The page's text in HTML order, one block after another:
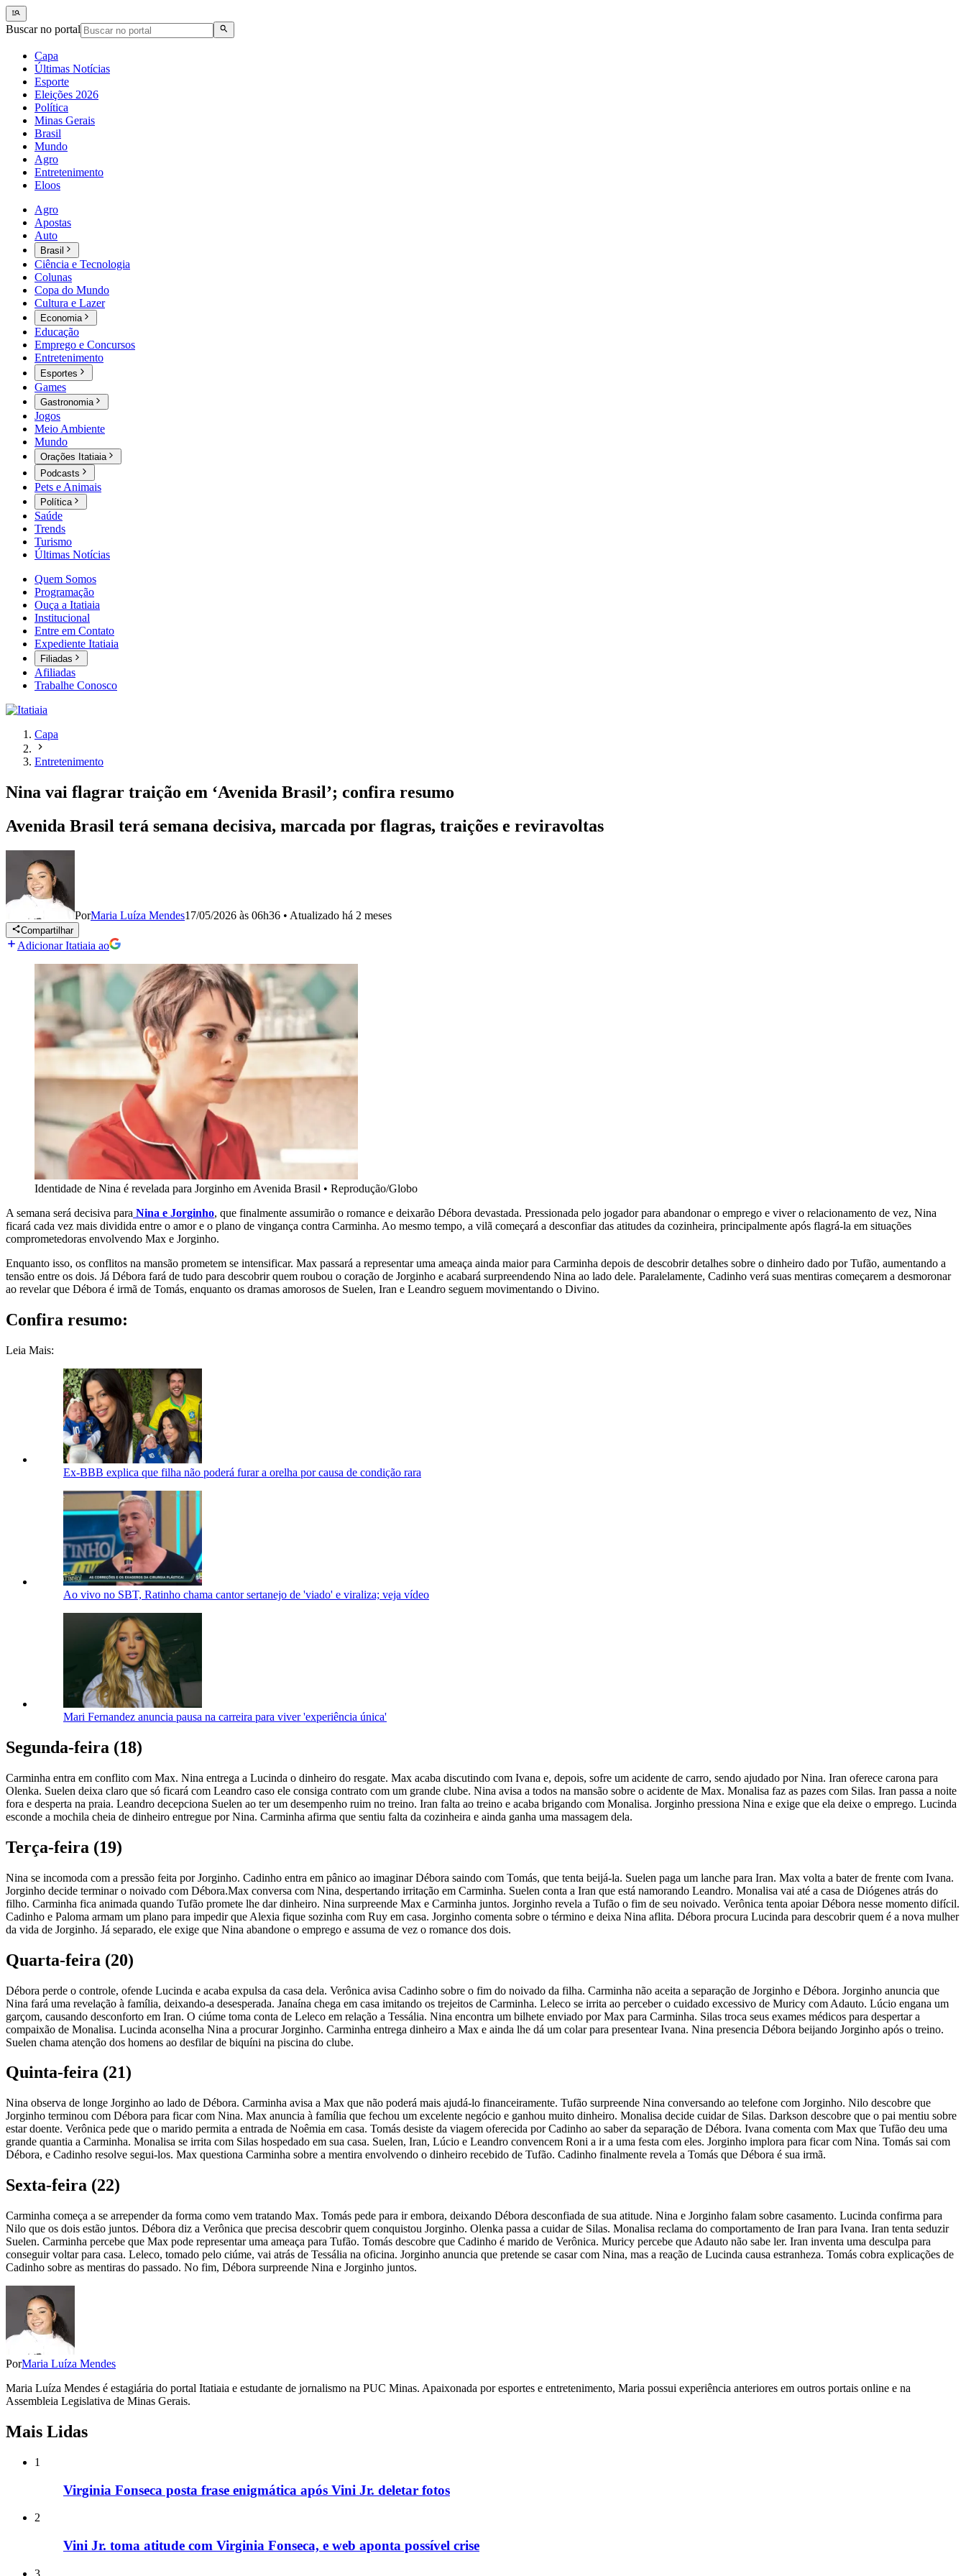
Buscar no portal
Capa
Últimas Notícias
Esporte
Eleições 2026
Política
Minas Gerais
Brasil
Mundo
Agro
Entretenimento
Eloos
Agro
Apostas
Auto
Brasil
Ciência e Tecnologia
Colunas
Copa do Mundo
Cultura e Lazer
Economia
Educação
Emprego e Concursos
Entretenimento
Esportes
Games
Gastronomia
Jogos
Meio Ambiente
Mundo
Orações Itatiaia
Podcasts
Pets e Animais
Política
Saúde
Trends
Turismo
Últimas Notícias
Quem Somos
Programação
Ouça a Itatiaia
Institucional
Entre em Contato
Expediente Itatiaia
Filiadas
Afiliadas
Trabalhe Conosco
Capa
Entretenimento
Nina vai flagrar traição em ‘Avenida Brasil’; confira resumo
Avenida Brasil terá semana decisiva, marcada por flagras, traições e reviravoltas
PorMaria Luíza Mendes17/05/2026 às 06h36 • Atualizado há 2 meses
Compartilhar
Adicionar Itatiaia ao
Identidade de Nina é revelada para Jorginho em Avenida Brasil • Reprodução/Globo
A semana será decisiva para Nina e Jorginho, que finalmente assumirão o romance e deixarão Débora devastada. Pressionada pelo jogador para abandonar o emprego e viver o relacionamento de vez, Nina
ficará cada vez mais dividida entre o amor e o plano de vingança contra Carminha. Ao mesmo tempo, a vilã começará a desconfiar das atitudes da cozinheira, principalmente após flagrá-la em situações
comprometedoras envolvendo Max e Jorginho.
Enquanto isso, os conflitos na mansão prometem se intensificar. Max passará a representar uma ameaça ainda maior para Carminha depois de descobrir detalhes sobre o dinheiro dado por Tufão, aumentando a
tensão entre os dois. Já Débora fará de tudo para descobrir quem roubou o coração de Jorginho e acabará surpreendendo Nina ao lado dele. Paralelamente, Cadinho verá suas mentiras começarem a desmoronar
ao revelar que Débora é irmã de Tomás, enquanto os dramas amorosos de Suelen, Iran e Leandro seguem movimentando o Divino.
Confira resumo:
Leia Mais:
Ex-BBB explica que filha não poderá furar a orelha por causa de condição rara
Ao vivo no SBT, Ratinho chama cantor sertanejo de 'viado' e viraliza; veja vídeo
Mari Fernandez anuncia pausa na carreira para viver 'experiência única'
Segunda-feira (18)
Carminha entra em conflito com Max. Nina entrega a Lucinda o dinheiro do resgate. Max acaba discutindo com Ivana e, depois, sofre um acidente de carro, sendo ajudado por Nina. Iran oferece carona para
Olenka. Suelen deixa claro que só ficará com Leandro caso ele consiga contrato com um grande clube. Nina avisa a todos na mansão sobre o acidente de Max. Monalisa faz as pazes com Silas. Iran passa a noite
fora e desperta na praia. Leandro decepciona Suelen ao ter um desempenho ruim no treino. Iran falta ao treino e acaba brigando com Monalisa. Jorginho pressiona Nina e exige que ela deixe o emprego. Lucinda
esconde a mochila cheia de dinheiro entregue por Nina. Carminha afirma que sentiu falta da cozinheira e ainda ganha uma massagem dela.
Terça-feira (19)
Nina se incomoda com a pressão feita por Jorginho. Cadinho entra em pânico ao imaginar Débora saindo com Tomás, que tenta beijá-la. Suelen paga um lanche para Iran. Max volta a bater de frente com Ivana.
Jorginho decide terminar o noivado com Débora.Max conversa com Nina, despertando irritação em Carminha. Suelen conta a Iran que está namorando Leandro. Monalisa vai até a casa de Diógenes atrás do
filho. Carminha fica animada quando Tufão promete lhe dar dinheiro. Nina surpreende Max e Carminha juntos. Jorginho revela a Tufão o fim de seu noivado. Verônica tenta apoiar Débora nesse momento difícil.
Cadinho e Paloma armam um plano para impedir que Alexia fique sozinha com Ruy em casa. Jorginho comenta sobre o término e deixa Nina aflita. Débora procura Lucinda para descobrir quem é a nova mulher
da vida de Jorginho. Já separado, ele exige que Nina abandone o emprego e assuma de vez o romance dos dois.
Quarta-feira (20)
Débora perde o controle, ofende Lucinda e acaba expulsa da casa dela. Verônica avisa Cadinho sobre o fim do noivado da filha. Carminha não aceita a separação de Jorginho e Débora. Jorginho anuncia que
Nina fará uma revelação à família, deixando-a desesperada. Janaína chega em casa imitando os trejeitos de Carminha. Leleco se irrita ao perceber o cuidado excessivo de Muricy com Adauto. Lúcio engana um
garçom, causando desconforto em Iran. O ciúme toma conta de Leleco em relação a Tessália. Nina encontra um bilhete enviado por Max para Carminha. Silas troca seus exames médicos para despertar a
compaixão de Monalisa. Lucinda aconselha Nina a procurar Jorginho. Carminha entrega dinheiro a Max e ainda lhe dá um colar para presentear Ivana. Nina presencia Débora beijando Jorginho após o treino.
Suelen chama atenção dos homens ao desfilar de biquíni na piscina do clube.
Quinta-feira (21)
Nina observa de longe Jorginho ao lado de Débora. Carminha avisa a Max que não poderá mais ajudá-lo financeiramente. Tufão surpreende Nina conversando ao telefone com Jorginho. Nilo descobre que
Jorginho terminou com Débora para ficar com Nina. Max anuncia à família que fechou um excelente negócio e ganhou muito dinheiro. Monalisa decide cuidar de Silas. Darkson descobre que o pai mentiu sobre
estar doente. Verônica pede que o marido permita a entrada de Noêmia em casa. Tomás desiste da viagem oferecida por Cadinho ao saber da separação de Débora. Ivana comenta com Max que Tufão deu uma
grande quantia a Carminha. Monalisa se irrita com Silas hospedado em sua casa. Suelen, Iran, Lúcio e Leandro convencem Roni a ir a uma festa com eles. Jorginho implora para ficar com Nina. Tomás sai com
Débora, e Cadinho resolve segui-los. Max questiona Carminha sobre a mentira envolvendo o dinheiro recebido de Tufão. Cadinho finalmente revela a Tomás que Débora é sua irmã.
Sexta-feira (22)
Carminha começa a se arrepender da forma como vem tratando Max. Tomás pede para ir embora, deixando Débora desconfiada de sua atitude. Nina e Jorginho falam sobre casamento. Lucinda confirma para
Nilo que os dois estão juntos. Débora diz a Verônica que precisa descobrir quem conquistou Jorginho. Olenka passa a cuidar de Silas. Monalisa reclama do comportamento de Iran para Ivana. Iran tenta seduzir
Suelen. Carminha percebe que Max pode representar uma ameaça para Tufão. Tomás descobre que Cadinho é marido de Verônica. Muricy percebe que Adauto não sabe ler. Iran inventa uma desculpa para
conseguir voltar para casa. Leleco, tomado pelo ciúme, vai atrás de Tessália na oficina. Jorginho anuncia que pretende se casar com Nina, mas a reação de Lucinda causa estranheza. Tomás cobra explicações de
Cadinho sobre as mentiras do passado. No fim, Débora surpreende Nina e Jorginho juntos.
PorMaria Luíza Mendes
Maria Luíza Mendes é estagiária do portal Itatiaia e estudante de jornalismo na PUC Minas. Apaixonada por esportes e entretenimento, Maria possui experiência anteriores em outros portais online e na
Assembleia Legislativa de Minas Gerais.
Mais Lidas
1
Virginia Fonseca posta frase enigmática após Vini Jr. deletar fotos
2
Vini Jr. toma atitude com Virginia Fonseca, e web aponta possível crise
3